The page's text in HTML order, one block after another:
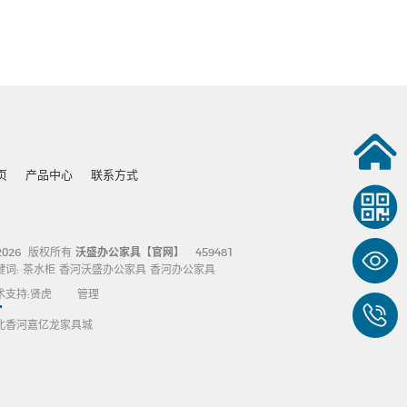
产品中心 联系方式
版权所有 沃盛办公家具【官网】
459481
词: 茶水柜 香河沃盛办公家具 香河办公家具
支持:贤虎 管理
香河嘉亿龙家具城